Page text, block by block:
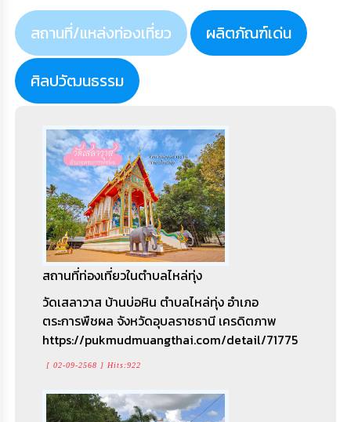
สถานที่/แหล่งท่องเที่ยว ผลิตภัณฑ์เด่น
ศิลปวัฒนธรรม
สถานที่ท่องเที่ยวในตำบลไหล่ทุ่ง
วัดเสลาวาส บ้านบ่อหิน ตำบลไหล่ทุ่ง อำเภอ
ตระการพืชผล จังหวัดอุบลราชธานี เครดิตภาพ
https://pukmudmuangthai.com/detail/71775
[ 02-09-2568 ] Hits:922
กลุ่มปุ๋ยอินทรีย์ชีวภาพ บ้านคำข่า หมู่ที่7 ตำบลไหล่
ทุ่ง อำเภอตระการพืชผล จังหวัดอุบลราชธานี
[ 05-09-2566 ] Hits:5070
ดูทั้งหมด >>